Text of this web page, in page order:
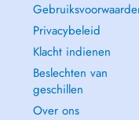
Privacybeleid
Klacht indienen
Beslechten van
geschillen
Over ons